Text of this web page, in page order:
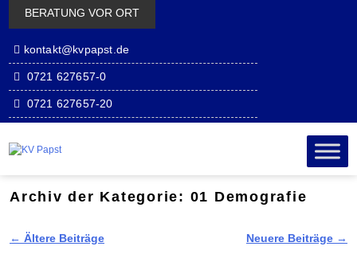
BERATUNG VOR ORT
kontakt@kvpapst.de
0721 627657-0
0721 627657-20
Zum Inhalt
wechseln
Zum
Archiv der Kategorie: 01 Demografie
Artikelnavigation
← Ältere Beiträge Neuere Beiträge →